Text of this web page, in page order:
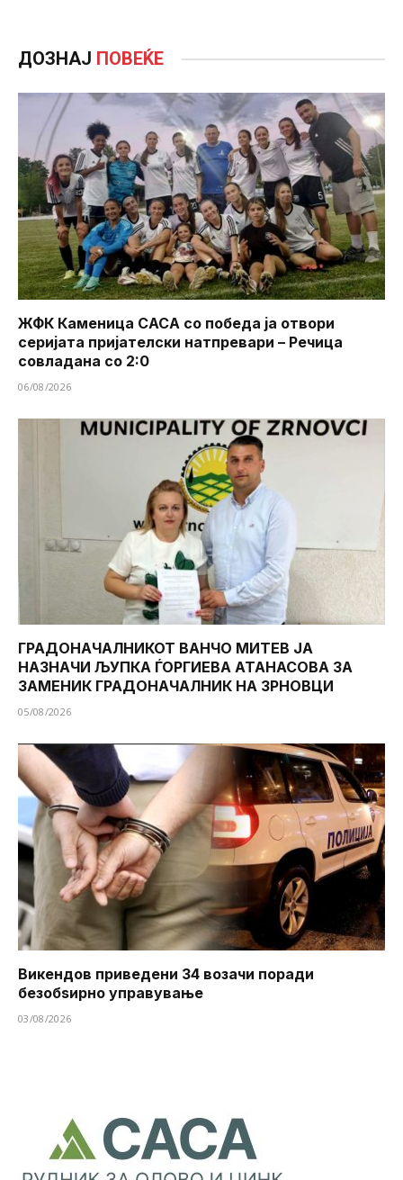
ДОЗНАЈ ПОВЕЌЕ
ЖФК Каменица САСА со победа ја отвори
серијата пријателски натпревари – Речица
совладана со 2:0
06/08/2026
ГРАДОНАЧАЛНИКОТ ВАНЧО МИТЕВ ЈА
НАЗНАЧИ ЉУПКА ЃОРГИЕВА АТАНАСОВА ЗА
ЗАМЕНИК ГРАДОНАЧАЛНИК НА ЗРНОВЦИ
05/08/2026
Викендов приведени 34 возачи поради
безобѕирно управување
03/08/2026